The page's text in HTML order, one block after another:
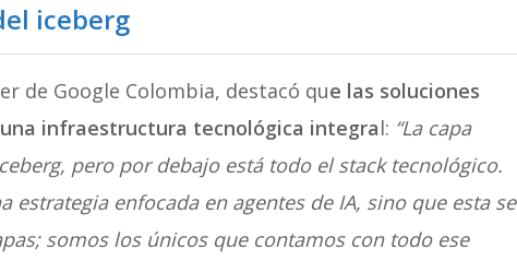
iceberg
de Google Colombia, destacó que las soluciones
infraestructura tecnológica integral: “La capa
pero por debajo está todo el stack tecnológico.
estrategia enfocada en agentes de IA, sino que esta se
somos los únicos que contamos con todo ese